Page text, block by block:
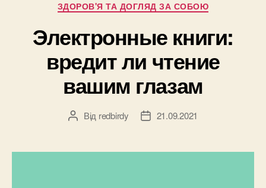
звонить
Категорії
ЗДОРОВ'Я ТА ДОГЛЯД ЗА СОБОЮ
Электронные книги:
вредит ли чтение
вашим глазам
Автор
Від redbirdy
Дата21.09.2021